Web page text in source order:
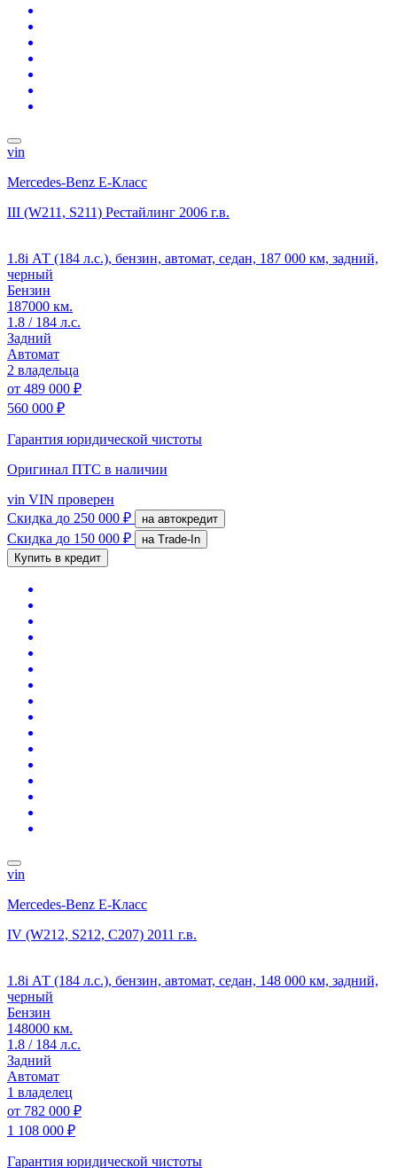
vin
Mercedes-Benz E-Класс
III (W211, S211) Рестайлинг 2006 г.в.
1.8i АТ (184 л.с.), бензин, автомат, седан, 187 000 км, задний,
черный
Бензин
187000 км.
1.8 / 184 л.с.
Задний
Автомат
2 владельца
от 489 000 ₽
560 000 ₽
Гарантия юридической чистоты
Оригинал ПТС в наличии
vin VIN проверен
Скидка до 250 000 ₽ на автокредит
Скидка до 150 000 ₽
на Trade-In
Купить в кредит
vin
Mercedes-Benz E-Класс
IV (W212, S212, C207) 2011 г.в.
1.8i АТ (184 л.с.), бензин, автомат, седан, 148 000 км, задний,
черный
Бензин
148000 км.
1.8 / 184 л.с.
Задний
Автомат
1 владелец
от 782 000 ₽
1 108 000 ₽
Гарантия юридической чистоты